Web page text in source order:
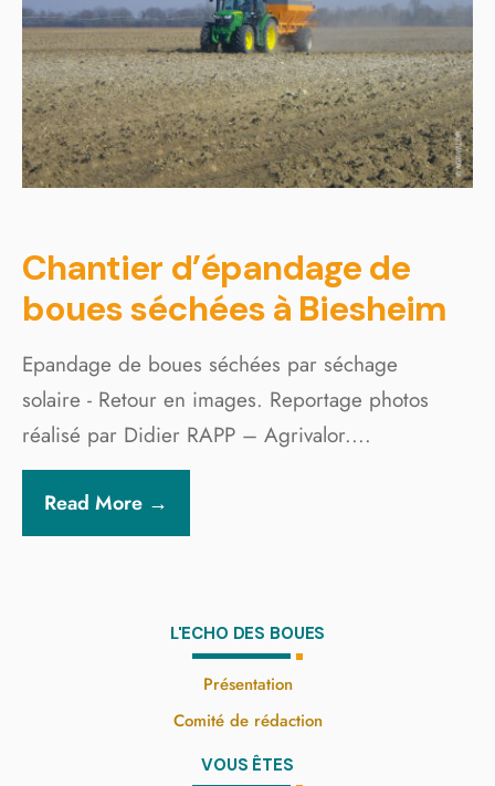
Chantier d’épandage de
boues séchées à Biesheim
Epandage de boues séchées par séchage
solaire - Retour en images. Reportage photos
réalisé par Didier RAPP – Agrivalor....
Read More →
L'ECHO DES BOUES
Présentation
Comité de rédaction
VOUS ÊTES